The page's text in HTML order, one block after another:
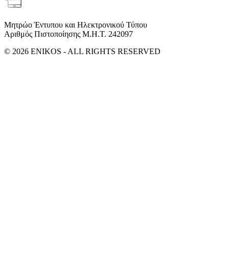
Μητρώο Έντυπου και Ηλεκτρονικού Τύπου
Αριθμός Πιστοποίησης Μ.Η.Τ. 242097
© 2026 ENIKOS - ALL RIGHTS RESERVED